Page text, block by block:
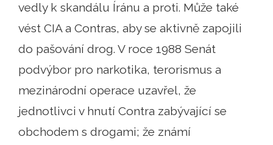
vedly k skandálu Íránu a proti. Může také
vést CIA a Contras, aby se aktivně zapojili
do pašování drog. V roce 1988 Senát
podvýbor pro narkotika, terorismus a
mezinárodní operace uzavřel, že
jednotlivci v hnutí Contra zabývající se
obchodem s drogami; že známí